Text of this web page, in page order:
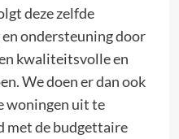
deze zelfde
ondersteuning door
kwaliteitsvolle en
We doen er dan ook
woningen uit te
met de budgettaire